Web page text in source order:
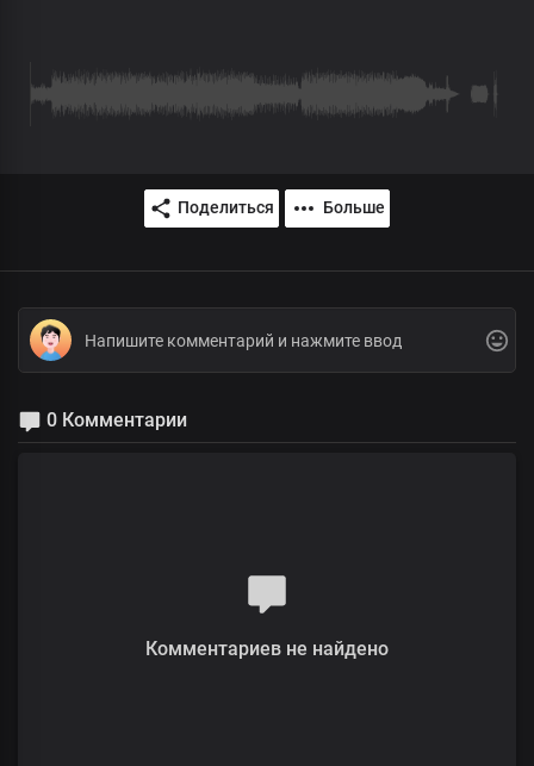
Поделиться Больше
0 Комментарии
Комментариев не найдено